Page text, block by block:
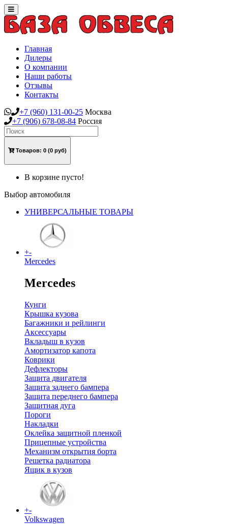
Toggle
navigation
Главная
Дилеры
О компании
Наши работы
Отзывы
Контакты
+7 (960) 131-00-25 Москва
+7 (906) 678-08-84 Россия
Товаров: 0 (0 руб)
В корзине пусто!
Выбор автомобиля
УНИВЕРСАЛЬНЫЕ ТОВАРЫ
+-
Mercedes
Mercedes
Кунги
Крышка кузова
Багажники и рейлинги
Аксессуары
Вкладыш в кузов
Амортизатор капота
Коврики
Дефлекторы
Защита двигателя
Защита заднего бампера
Защита переднего бампера
Защитная дуга
Пороги
Накладки
Оклейка защитной пленкой
Прицепные устройства
Механизм открытия борта
Решетка радиатора
Ящик в кузов
+-
Volkswagen